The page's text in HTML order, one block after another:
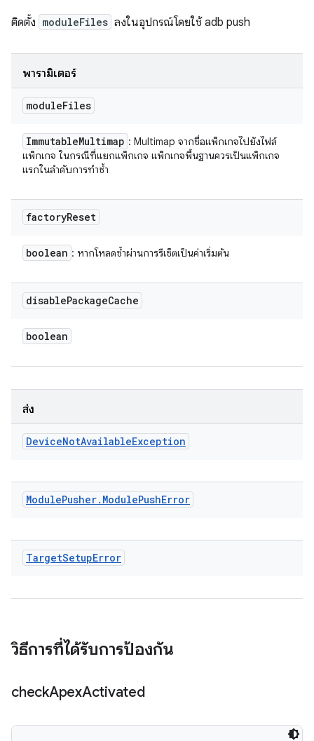
ติดตั้ง moduleFiles ลงในอุปกรณ์โดยใช้ adb push
พารามิเตอร์
moduleFiles
ImmutableMultimap : Multimap จากชื่อแพ็กเกจไปยังไฟล์
แพ็กเกจ ในกรณีที่แยกแพ็กเกจ แพ็กเกจพื้นฐานควรเป็นแพ็กเกจ
แรกในลำดับการทำซ้ำ
factoryReset
boolean : หากโหลดซ้ำผ่านการรีเซ็ตเป็นค่าเริ่มต้น
disablePackageCache
boolean
ส่ง
DeviceNotAvailableException
ModulePusher. ModulePushError
TargetSetupError
วิธีการที่ได้รับการป้องกัน
checkApexActivated